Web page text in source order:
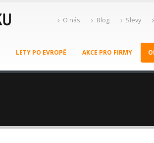
O nás Blog Slevy
LETY PO EVROPĚ AKCE PRO FIRMY